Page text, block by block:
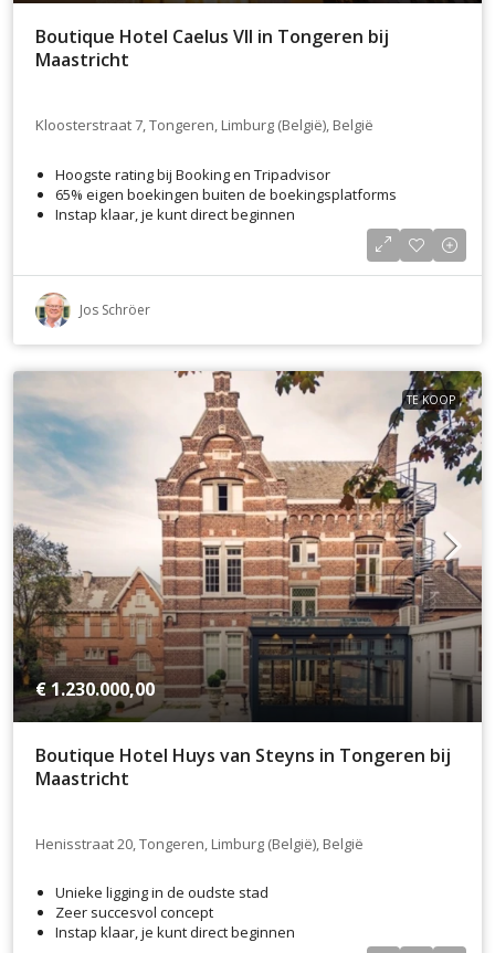
Boutique Hotel Caelus VII in Tongeren bij
Maastricht
Kloosterstraat 7, Tongeren, Limburg (België), België
Hoogste rating bij Booking en Tripadvisor
65% eigen boekingen buiten de boekingsplatforms
Instap klaar, je kunt direct beginnen
Jos Schröer
TE KOOP
€ 1.230.000,00
Boutique Hotel Huys van Steyns in Tongeren bij
Maastricht
Henisstraat 20, Tongeren, Limburg (België), België
Unieke ligging in de oudste stad
Zeer succesvol concept
Instap klaar, je kunt direct beginnen